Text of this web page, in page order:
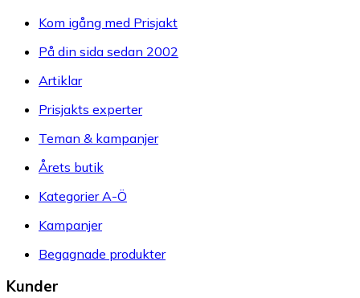
Kom igång med Prisjakt
På din sida sedan 2002
Artiklar
Prisjakts experter
Teman & kampanjer
Årets butik
Kategorier A-Ö
Kampanjer
Begagnade produkter
Kunder